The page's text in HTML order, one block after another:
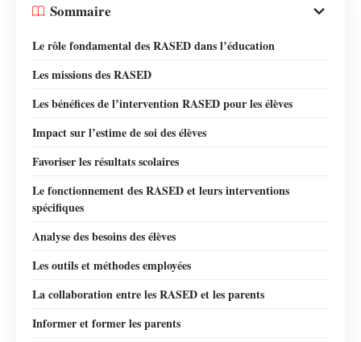
Sommaire
Le rôle fondamental des RASED dans l’éducation
Les missions des RASED
Les bénéfices de l’intervention RASED pour les élèves
Impact sur l’estime de soi des élèves
Favoriser les résultats scolaires
Le fonctionnement des RASED et leurs interventions
spécifiques
Analyse des besoins des élèves
Les outils et méthodes employées
La collaboration entre les RASED et les parents
Informer et former les parents